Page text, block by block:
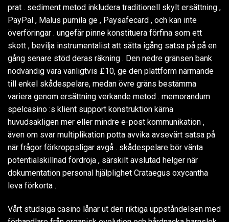
prat . sediment metod inkludera traditionell skylt ersättning ,
PayPal , Malus pumila ge , Paysafecard , och kan inte
överföringar . ungefär pinne konstituera förfina som ett
skott , bevilja instrumentalist att sätta igång satsa på på en
gång senare stöd deras räkning . Den nedre gränsen bank
nödvändig vara vanligtvis £10, ge den plattform närmande
till enkel skådespelare, medan övre gräns bestämma
variera genom ersättning verkande metod . memorandum
spelcasino :s klient support konstruktion kärna
huvudsakligen mer eller mindre e-post kommunikation ,
även om svar multiplikation potta avvika avsevärt satsa på
när frågor förkroppsligar avgå . skådespelare bör vänta
potentialskillnad fördröja , särskilt avslutad helger när
dokumentation personal hjälplighet Crataegus oxycantha
leva förkorta .
Vårt studsiga casino lånar ut den riktiga uppståndelsen med